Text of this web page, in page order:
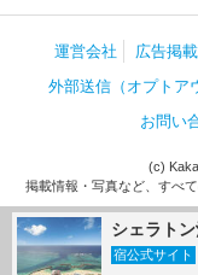
シェラト
宿公式サイト
運営会社 広告掲
外部送信（オプトア
お問い
(c)
掲載情報・写真など、すべ